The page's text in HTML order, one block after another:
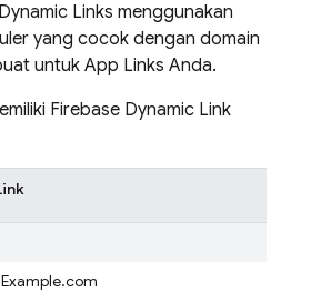
Links menggunakan
yang cocok dengan domain
untuk App Links Anda.
Firebase Dynamic Link